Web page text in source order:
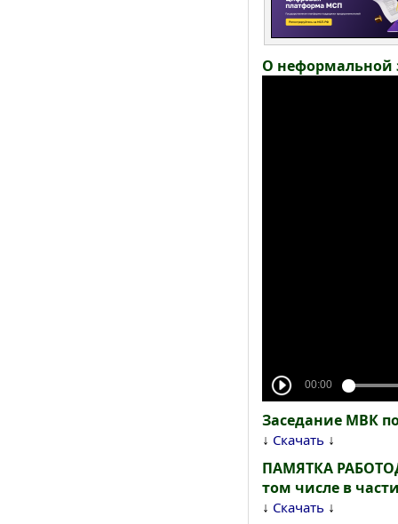
О неформальной
Заседание МВК
↓ Скачать ↓
ПАМЯТКА
том числе в
↓ Скачать ↓